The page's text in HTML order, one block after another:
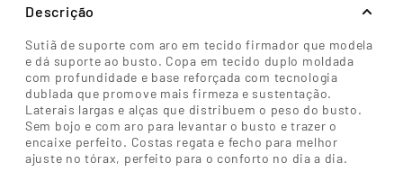
Descrição
Sutiã de suporte com aro em tecido firmador que modela
e dá suporte ao busto. Copa em tecido duplo moldada
com profundidade e base reforçada com tecnologia
dublada que promove mais firmeza e sustentação.
Laterais largas e alças que distribuem o peso do busto.
Sem bojo e com aro para levantar o busto e trazer o
encaixe perfeito. Costas regata e fecho para melhor
ajuste no tórax, perfeito para o conforto no dia a dia.